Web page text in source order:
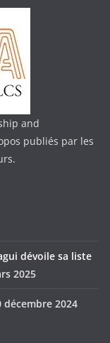
and
publiés par les
dévoile sa liste
2025
décembre 2024